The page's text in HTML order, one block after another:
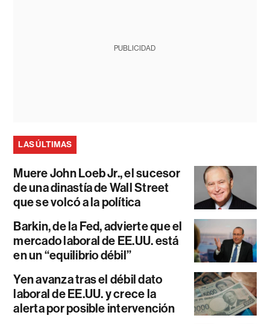
PUBLICIDAD
LAS ÚLTIMAS
Muere John Loeb Jr., el sucesor
de una dinastía de Wall Street
que se volcó a la política
Barkin, de la Fed, advierte que el
mercado laboral de EE.UU. está
en un “equilibrio débil”
Yen avanza tras el débil dato
laboral de EE.UU. y crece la
alerta por posible intervención